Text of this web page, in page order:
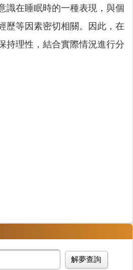
識在睡眠時的一種表現，與個
歷等因素密切相關。因此，在
持理性，結合實際情況進行分
解夢查詢